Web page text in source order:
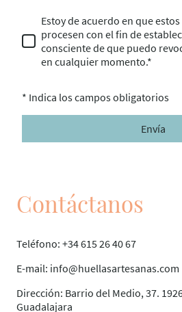
Estoy de acuerdo en que
procesen con el fin de
consciente de que puedo
en cualquier momento.*
* Indica los campos obligatorios
Envía
Contáctanos
Teléfono: +34 615 26 40 67
E-mail: info@huellasartesanas.com
Dirección: Barrio del Medio, 37.
Guadalajara